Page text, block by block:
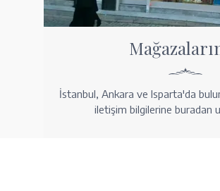
İstanbul, Ankara ve Isparta'da
iletişim bilgilerine buradan